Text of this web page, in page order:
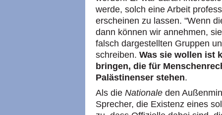
werde, solch eine Arbeit
erscheinen zu lassen. "Wenn
dann können wir annehmen,
falsch dargestellten Gruppen
schreiben. Was sie wollen ist
bringen, die für
Palästinenser stehen.
Als die Nationale den
Sprecher, die Existenz eines